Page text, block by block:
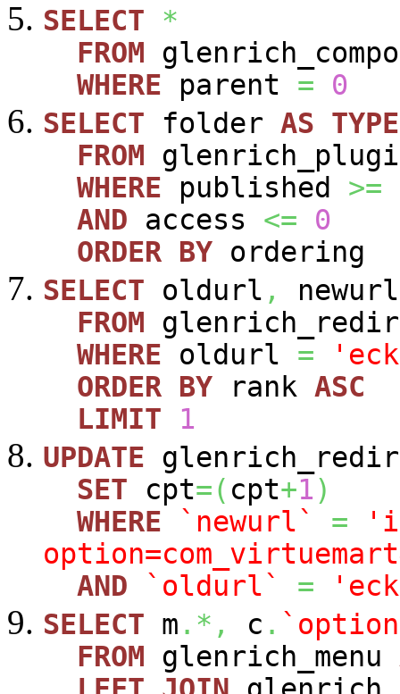
SELECT
*
FROM
WHERE parent =
0
SELECT folder AS TYPE
FROM
WHERE published >=
AND access <=
0
ORDER BY ordering
SELECT oldurl ,
newurl
FROM
WHERE oldurl =
ORDER BY rank ASC
LIMIT
1
UPDATE
SET cpt=( cpt+1)
WHERE
`newurl` =
AND
`oldurl` =
SELECT m .*, c .
FROM glenrich_menu